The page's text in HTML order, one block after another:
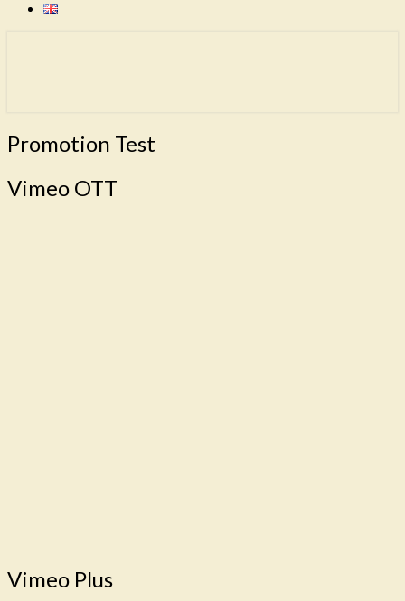
Promotion
Test
Promotion Test
Vimeo OTT
Vimeo Plus